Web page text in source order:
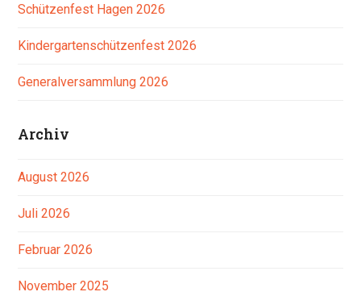
Schützenfest Hagen 2026
Kindergartenschützenfest 2026
Generalversammlung 2026
Archiv
August 2026
Juli 2026
Februar 2026
November 2025